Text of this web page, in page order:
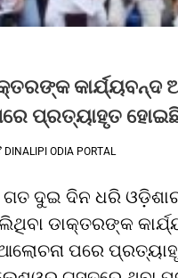
ପ୍ରତ୍ୟାହୃତ
DINALIPI ODIA PORTAL
ଗତ ଦୁଇ ଦିନ ଧରି
ଡାକ୍ତରଙ୍କ
ପରେ